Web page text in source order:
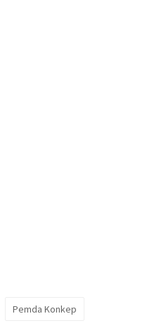
Pemda Konkep